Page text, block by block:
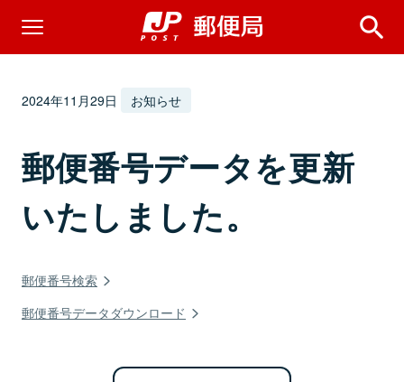
2024年11月29日 お知らせ
郵便番号データを更新
いたしました。
郵便番号検索
郵便番号データダウンロード